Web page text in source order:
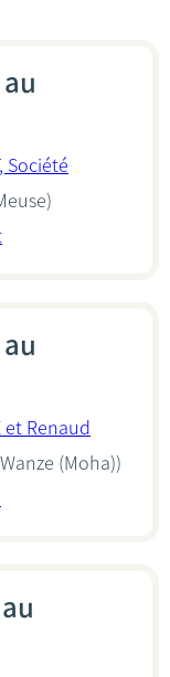
Société
et Renaud
(Moha))